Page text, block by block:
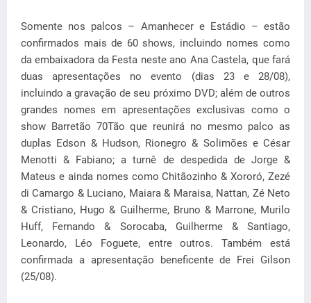
Somente nos palcos – Amanhecer e Estádio – estão
confirmados mais de 60 shows, incluindo nomes como
da embaixadora da Festa neste ano Ana Castela, que fará
duas apresentações no evento (dias 23 e 28/08),
incluindo a gravação de seu próximo DVD; além de outros
grandes nomes em apresentações exclusivas como o
show Barretão 70Tão que reunirá no mesmo palco as
duplas Edson & Hudson, Rionegro & Solimões e César
Menotti & Fabiano; a turnê de despedida de Jorge &
Mateus e ainda nomes como Chitãozinho & Xororó, Zezé
di Camargo & Luciano, Maiara & Maraisa, Nattan, Zé Neto
& Cristiano, Hugo & Guilherme, Bruno & Marrone, Murilo
Huff, Fernando & Sorocaba, Guilherme & Santiago,
Leonardo, Léo Foguete, entre outros. Também está
confirmada a apresentação beneficente de Frei Gilson
(25/08).